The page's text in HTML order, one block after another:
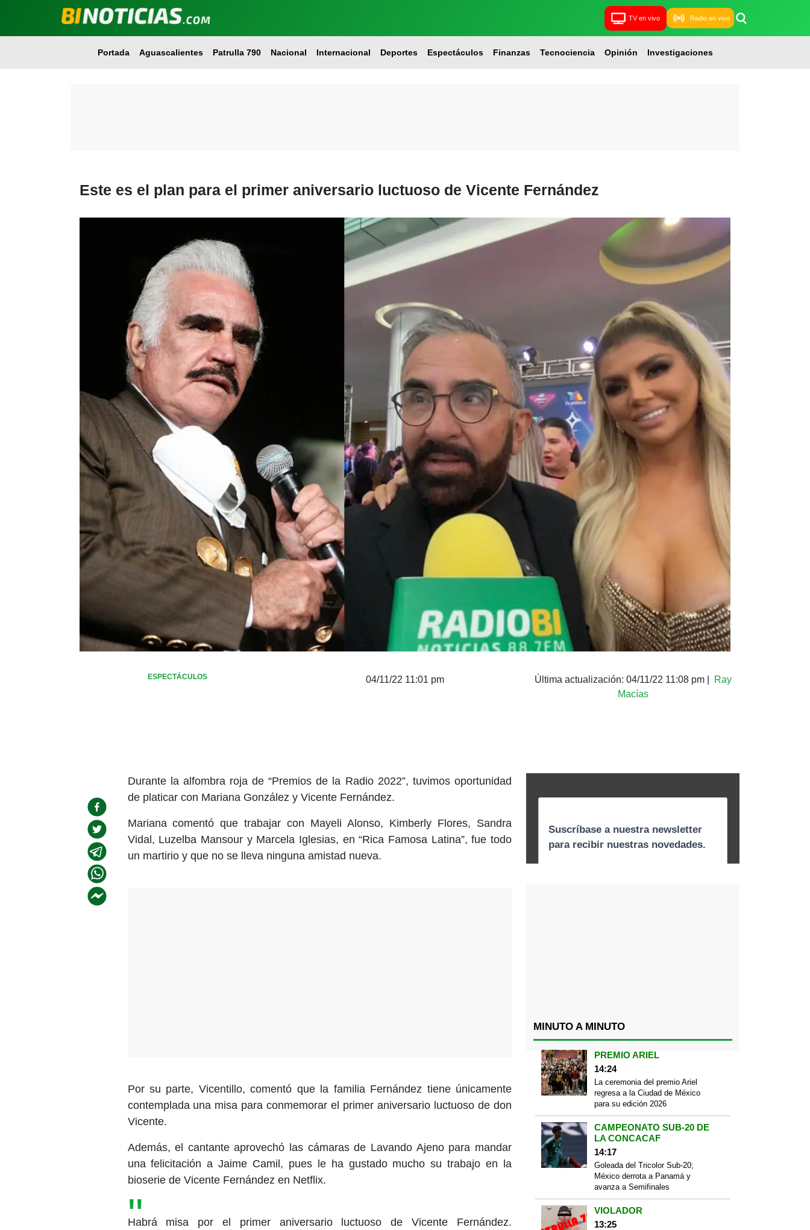
TV en vivo Radio en vivo
Portada Aguascalientes Patrulla 790 Nacional Internacional Deportes Espectáculos Finanzas Tecnociencia Opinión Investigaciones
Este es el plan para el primer aniversario luctuoso de Vicente Fernández
ESPECTÁCULOS 04/11/22 11:01 pm Última actualización: 04/11/22 11:08 pm|
Ray
Macías
Durante la alfombra roja de “Premios de la Radio 2022”, tuvimos oportunidad
de platicar con Mariana González y Vicente Fernández.
Mariana comentó que trabajar con Mayeli Alonso, Kimberly Flores, Sandra
Vidal, Luzelba Mansour y Marcela Iglesias, en “Rica Famosa Latina”, fue todo
un martirio y que no se lleva ninguna amistad nueva.
Por su parte, Vicentillo, comentó que la familia Fernández tiene únicamente
contemplada una misa para conmemorar el primer aniversario luctuoso de don
Vicente.
Además, el cantante aprovechó las cámaras de Lavando Ajeno para mandar
una felicitación a Jaime Camil, pues le ha gustado mucho su trabajo en la
bioserie de Vicente Fernández en Netflix.
Habrá misa por el primer aniversario luctuoso de Vicente Fernández.
MINUTO A MINUTO
PREMIO ARIEL
14:24
La ceremonia del premio Ariel
regresa a la Ciudad de México
para su edición 2026
CAMPEONATO SUB-20 DE
LA CONCACAF
14:17
Goleada del Tricolor Sub-20;
México derrota a Panamá y
avanza a Semifinales
VIOLADOR
13:25